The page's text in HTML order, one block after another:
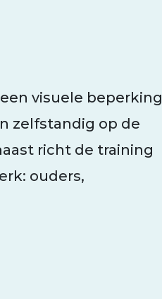
visuele beperking
zelfstandig op de
richt de training
ouders,